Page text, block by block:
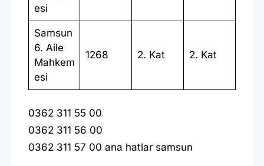
esi
Samsun
6. Aile
Mahkem
esi
1268 2. Kat 2. Kat
0362 311 55 00
0362 311 56 00
0362 311 57 00 ana hatlar samsun